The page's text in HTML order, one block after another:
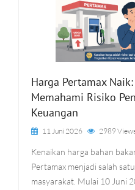
Harga Pertamax
Memahami Risiko
Keuangan
11 Juni 2026 2989
Kenaikan harga bahan
Pertamax menjadi salah
masyarakat. Mulai 10 Juni